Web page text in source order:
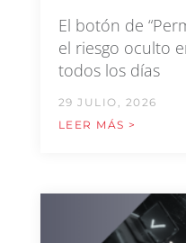
El botón de
el riesgo oculto
todos los días
29 JULIO, 2026
LEER MÁS >